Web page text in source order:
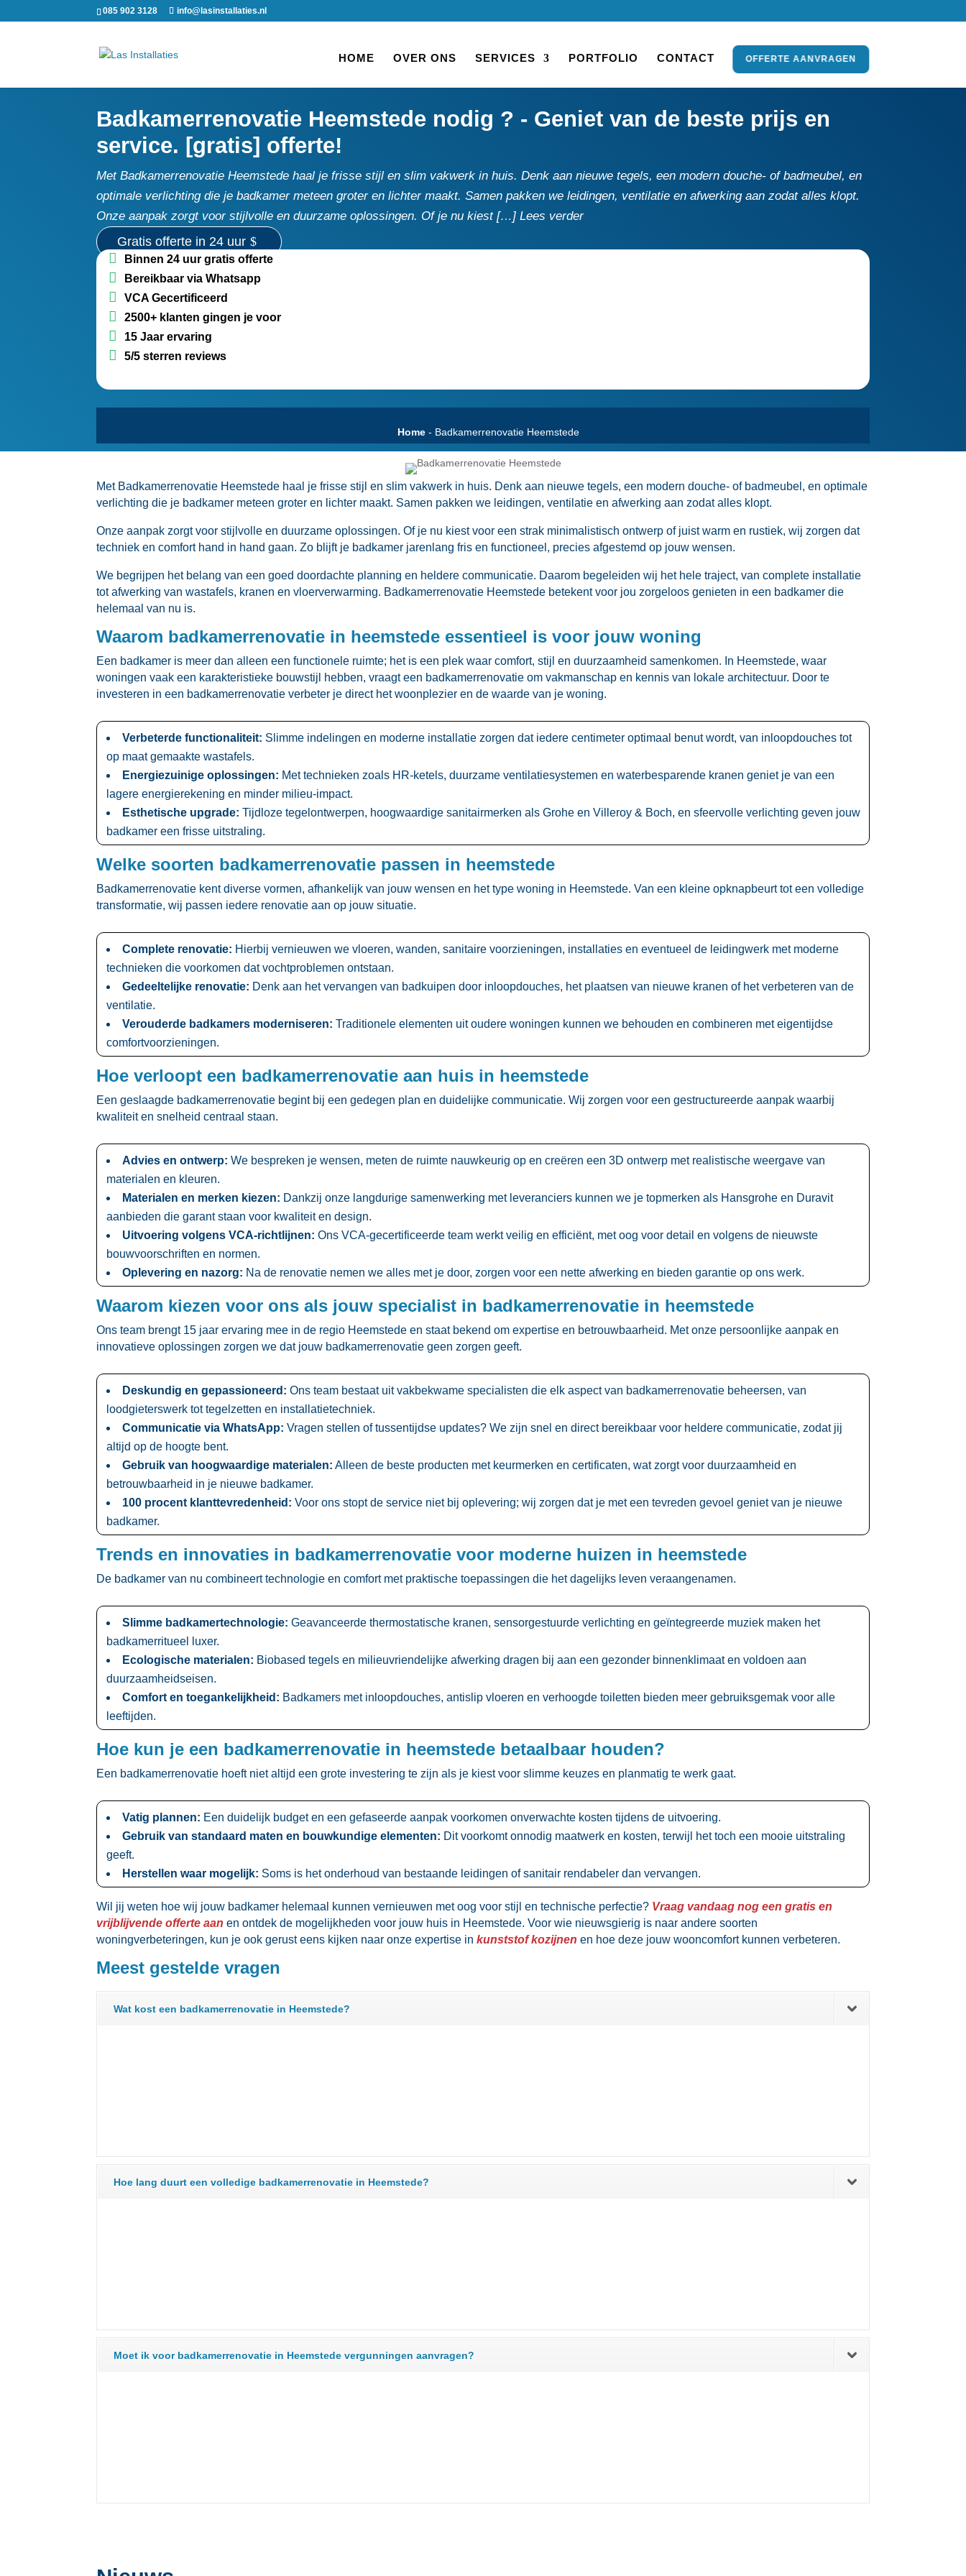
085 902 3128 info@lasinstallaties.nl
HOME OVER ONS SERVICES PORTFOLIO CONTACT OFFERTE AANVRAGEN
Badkamerrenovatie Heemstede nodig ? - Geniet van de beste prijs en
service. [gratis] offerte!
Met Badkamerrenovatie Heemstede haal je frisse stijl en slim vakwerk in huis.​ Denk aan nieuwe tegels, een modern douche- of badmeubel, en
optimale verlichting die je badkamer meteen groter en lichter maakt.​ Samen pakken we leidingen, ventilatie en afwerking aan zodat alles klopt.​
Onze aanpak zorgt voor stijlvolle en duurzame oplossingen.​ Of je nu kiest […] Lees verder
Gratis offerte in 24 uur
Binnen 24 uur gratis offerte
Bereikbaar via Whatsapp
VCA Gecertificeerd
2500+ klanten gingen je voor
15 Jaar ervaring
5/5 sterren reviews
Home- Badkamerrenovatie Heemstede
Met Badkamerrenovatie Heemstede haal je frisse stijl en slim vakwerk in huis.​ Denk aan nieuwe tegels, een modern douche- of badmeubel, en optimale
verlichting die je badkamer meteen groter en lichter maakt.​ Samen pakken we leidingen, ventilatie en afwerking aan zodat alles klopt.​
Onze aanpak zorgt voor stijlvolle en duurzame oplossingen.​ Of je nu kiest voor een strak minimalistisch ontwerp of juist warm en rustiek, wij zorgen dat
techniek en comfort hand in hand gaan.​ Zo blijft je badkamer jarenlang fris en functioneel, precies afgestemd op jouw wensen.​
We begrijpen het belang van een goed doordachte planning en heldere communicatie.​ Daarom begeleiden wij het hele traject, van complete installatie
tot afwerking van wastafels, kranen en vloerverwarming.​ Badkamerrenovatie Heemstede betekent voor jou zorgeloos genieten in een badkamer die
helemaal van nu is.​
Waarom badkamerrenovatie in heemstede essentieel is voor jouw woning
Een badkamer is meer dan alleen een functionele ruimte; het is een plek waar comfort, stijl en duurzaamheid samenkomen.​ In Heemstede, waar
woningen vaak een karakteristieke bouwstijl hebben, vraagt een badkamerrenovatie om vakmanschap en kennis van lokale architectuur.​ Door te
investeren in een badkamerrenovatie verbeter je direct het woonplezier en de waarde van je woning.​
Verbeterde functionaliteit: Slimme indelingen en moderne installatie zorgen dat iedere centimeter optimaal benut wordt, van inloopdouches tot
op maat gemaakte wastafels.​
Energiezuinige oplossingen: Met technieken zoals HR-ketels, duurzame ventilatiesystemen en waterbesparende kranen geniet je van een
lagere energierekening en minder milieu-impact.​
Esthetische upgrade: Tijdloze tegelontwerpen, hoogwaardige sanitairmerken als Grohe en Villeroy & Boch, en sfeervolle verlichting geven jouw
badkamer een frisse uitstraling.​
Welke soorten badkamerrenovatie passen in heemstede
Badkamerrenovatie kent diverse vormen, afhankelijk van jouw wensen en het type woning in Heemstede.​ Van een kleine opknapbeurt tot een volledige
transformatie, wij passen iedere renovatie aan op jouw situatie.​
Complete renovatie: Hierbij vernieuwen we vloeren, wanden, sanitaire voorzieningen, installaties en eventueel de leidingwerk met moderne
technieken die voorkomen dat vochtproblemen ontstaan.​
Gedeeltelijke renovatie: Denk aan het vervangen van badkuipen door inloopdouches, het plaatsen van nieuwe kranen of het verbeteren van de
ventilatie.​
Verouderde badkamers moderniseren: Traditionele elementen uit oudere woningen kunnen we behouden en combineren met eigentijdse
comfortvoorzieningen.​
Hoe verloopt een badkamerrenovatie aan huis in heemstede
Een geslaagde badkamerrenovatie begint bij een gedegen plan en duidelijke communicatie.​ Wij zorgen voor een gestructureerde aanpak waarbij
kwaliteit en snelheid centraal staan.​
Advies en ontwerp: We bespreken je wensen, meten de ruimte nauwkeurig op en creëren een 3D ontwerp met realistische weergave van
materialen en kleuren.​
Materialen en merken kiezen: Dankzij onze langdurige samenwerking met leveranciers kunnen we je topmerken als Hansgrohe en Duravit
aanbieden die garant staan voor kwaliteit en design.​
Uitvoering volgens VCA-richtlijnen: Ons VCA-gecertificeerde team werkt veilig en efficiënt, met oog voor detail en volgens de nieuwste
bouwvoorschriften en normen.​
Oplevering en nazorg: Na de renovatie nemen we alles met je door, zorgen voor een nette afwerking en bieden garantie op ons werk.​
Waarom kiezen voor ons als jouw specialist in badkamerrenovatie in heemstede
Ons team brengt 15 jaar ervaring mee in de regio Heemstede en staat bekend om expertise en betrouwbaarheid.​ Met onze persoonlijke aanpak en
innovatieve oplossingen zorgen we dat jouw badkamerrenovatie geen zorgen geeft.​
Deskundig en gepassioneerd: Ons team bestaat uit vakbekwame specialisten die elk aspect van badkamerrenovatie beheersen, van
loodgieterswerk tot tegelzetten en installatietechniek.​
Communicatie via WhatsApp: Vragen stellen of tussentijdse updates? We zijn snel en direct bereikbaar voor heldere communicatie, zodat jij
altijd op de hoogte bent.​
Gebruik van hoogwaardige materialen: Alleen de beste producten met keurmerken en certificaten, wat zorgt voor duurzaamheid en
betrouwbaarheid in je nieuwe badkamer.​
100 procent klanttevredenheid: Voor ons stopt de service niet bij oplevering; wij zorgen dat je met een tevreden gevoel geniet van je nieuwe
badkamer.​
Trends en innovaties in badkamerrenovatie voor moderne huizen in heemstede
De badkamer van nu combineert technologie en comfort met praktische toepassingen die het dagelijks leven veraangenamen.​
Slimme badkamertechnologie: Geavanceerde thermostatische kranen, sensorgestuurde verlichting en geïntegreerde muziek maken het
badkamerritueel luxer.​
Ecologische materialen: Biobased tegels en milieuvriendelijke afwerking dragen bij aan een gezonder binnenklimaat en voldoen aan
duurzaamheidseisen.​
Comfort en toegankelijkheid: Badkamers met inloopdouches, antislip vloeren en verhoogde toiletten bieden meer gebruiksgemak voor alle
leeftijden.​
Hoe kun je een badkamerrenovatie in heemstede betaalbaar houden?
Een badkamerrenovatie hoeft niet altijd een grote investering te zijn als je kiest voor slimme keuzes en planmatig te werk gaat.​
Vatig plannen: Een duidelijk budget en een gefaseerde aanpak voorkomen onverwachte kosten tijdens de uitvoering.​
Gebruik van standaard maten en bouwkundige elementen: Dit voorkomt onnodig maatwerk en kosten, terwijl het toch een mooie uitstraling
geeft.​
Herstellen waar mogelijk: Soms is het onderhoud van bestaande leidingen of sanitair rendabeler dan vervangen.​
Wil jij weten hoe wij jouw badkamer helemaal kunnen vernieuwen met oog voor stijl en technische perfectie? Vraag vandaag nog een gratis en
vrijblijvende offerte aan en ontdek de mogelijkheden voor jouw huis in Heemstede.​ Voor wie nieuwsgierig is naar andere soorten
woningverbeteringen, kun je ook gerust eens kijken naar onze expertise inkunststof kozijnen en hoe deze jouw wooncomfort kunnen verbeteren.​
Meest gestelde vragen
Wat kost een badkamerrenovatie in Heemstede?
Hoe lang duurt een volledige badkamerrenovatie in Heemstede?
Moet ik voor badkamerrenovatie in Heemstede vergunningen aanvragen?